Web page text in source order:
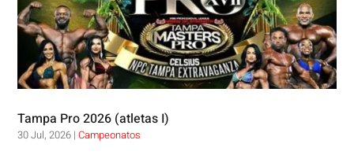
Tampa Pro 2026 (atletas I)
30 Jul, 2026 |Campeonatos